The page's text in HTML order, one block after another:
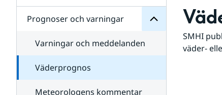
Prognoser och varningar
Varningar och meddelanden
Väderprognos
Meteorologens kommentar
SMHI
väder-